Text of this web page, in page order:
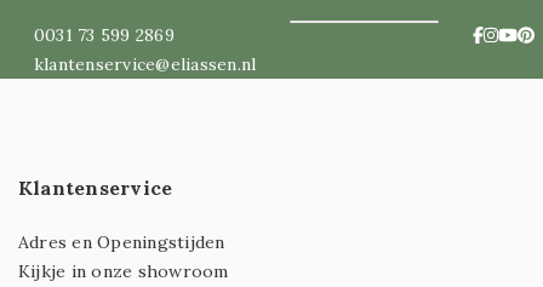
0031 73 599 2869
klantenservice@eliassen.nl
Klantenservice
Adres en Openingstijden
Kijkje in onze showroom